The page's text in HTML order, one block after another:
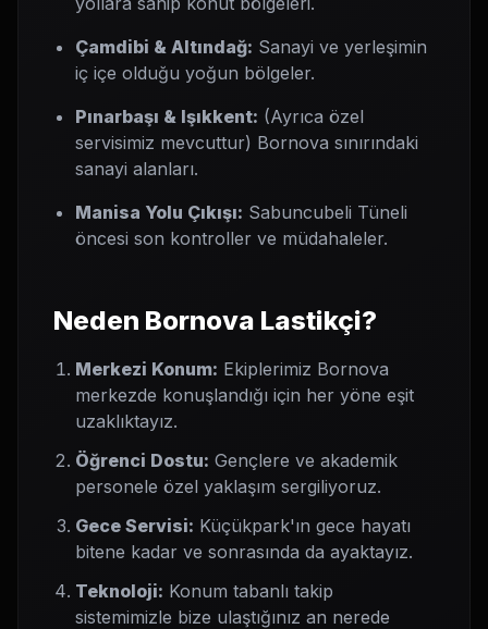
Çamdibi & Altındağ: Sanayi ve yerleşimin
iç içe olduğu yoğun bölgeler.
Pınarbaşı & Işıkkent: (Ayrıca özel
servisimiz mevcuttur) Bornova sınırındaki
sanayi alanları.
Manisa Yolu Çıkışı: Sabuncubeli Tüneli
öncesi son kontroller ve müdahaleler.
Neden Bornova Lastikçi?
Merkezi Konum: Ekiplerimiz Bornova
merkezde konuşlandığı için her yöne eşit
uzaklıktayız.
Öğrenci Dostu: Gençlere ve akademik
personele özel yaklaşım sergiliyoruz.
Gece Servisi: Küçükpark'ın gece hayatı
bitene kadar ve sonrasında da ayaktayız.
Teknoloji: Konum tabanlı takip
sistemimizle bize ulaştığınız an nerede